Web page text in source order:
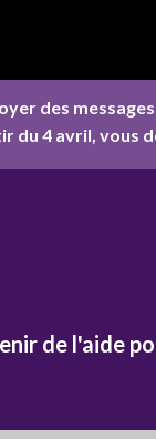
des
du 4 avril, vous
de l'aide